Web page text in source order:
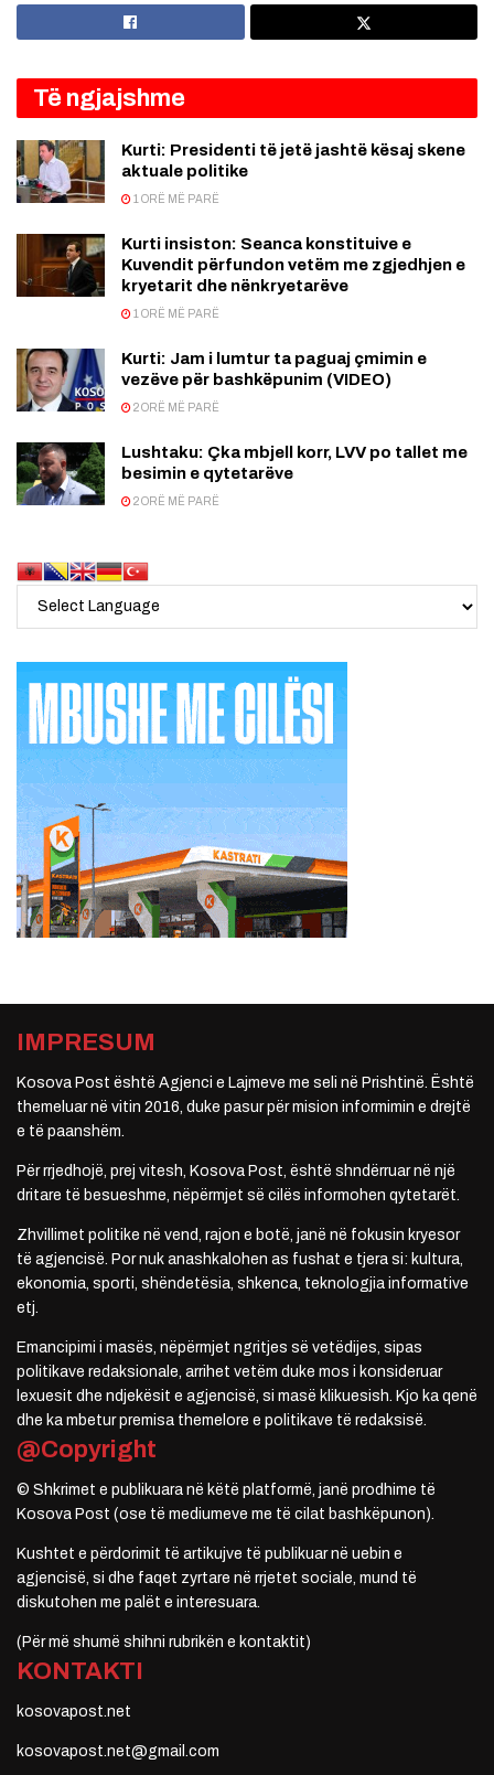
Të ngjajshme
Kurti: Presidenti të jetë jashtë kësaj skene
aktuale politike
1 ORË MË PARË
Kurti insiston: Seanca konstituive e
Kuvendit përfundon vetëm me zgjedhjen e
kryetarit dhe nënkryetarëve
1 ORË MË PARË
Kurti: Jam i lumtur ta paguaj çmimin e
vezëve për bashkëpunim (VIDEO)
2 ORË MË PARË
Lushtaku: Çka mbjell korr, LVV po tallet me
besimin e qytetarëve
2 ORË MË PARË
IMPRESUM
Kosova Post është Agjenci e Lajmeve me seli në Prishtinë. Është
themeluar në vitin 2016, duke pasur për mision informimin e drejtë
e të paanshëm.
Për rrjedhojë, prej vitesh, Kosova Post, është shndërruar në një
dritare të besueshme, nëpërmjet së cilës informohen qytetarët.
Zhvillimet politike në vend, rajon e botë, janë në fokusin kryesor
të agjencisë. Por nuk anashkalohen as fushat e tjera si: kultura,
ekonomia, sporti, shëndetësia, shkenca, teknologjia informative
etj.
Emancipimi i masës, nëpërmjet ngritjes së vetëdijes, sipas
politikave redaksionale, arrihet vetëm duke mos i konsideruar
lexuesit dhe ndjekësit e agjencisë, si masë klikuesish. Kjo ka qenë
dhe ka mbetur premisa themelore e politikave të redaksisë.
@Copyright
© Shkrimet e publikuara në këtë platformë, janë prodhime të
Kosova Post (ose të mediumeve me të cilat bashkëpunon).
Kushtet e përdorimit të artikujve të publikuar në uebin e
agjencisë, si dhe faqet zyrtare në rrjetet sociale, mund të
diskutohen me palët e interesuara.
(Për më shumë shihni rubrikën e kontaktit)
KONTAKTI
kosovapost.net
kosovapost.net@gmail.com